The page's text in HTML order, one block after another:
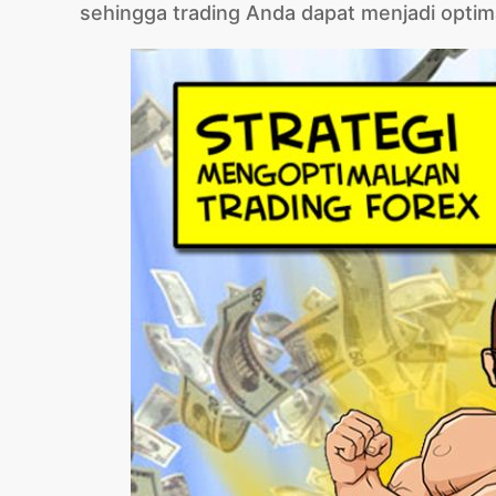
sehingga trading Anda dapat menjadi